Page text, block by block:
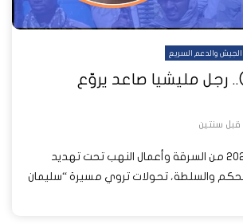
والدعم السريع
رجل مليشيا صاعد يروّع
قبل سنتين
عاين- 17 سبتمبر 2024 من السرقة وأعمال النهب تحت تهديد
الحكم والسلطة، تحولات تروي مسيرة “سليمان